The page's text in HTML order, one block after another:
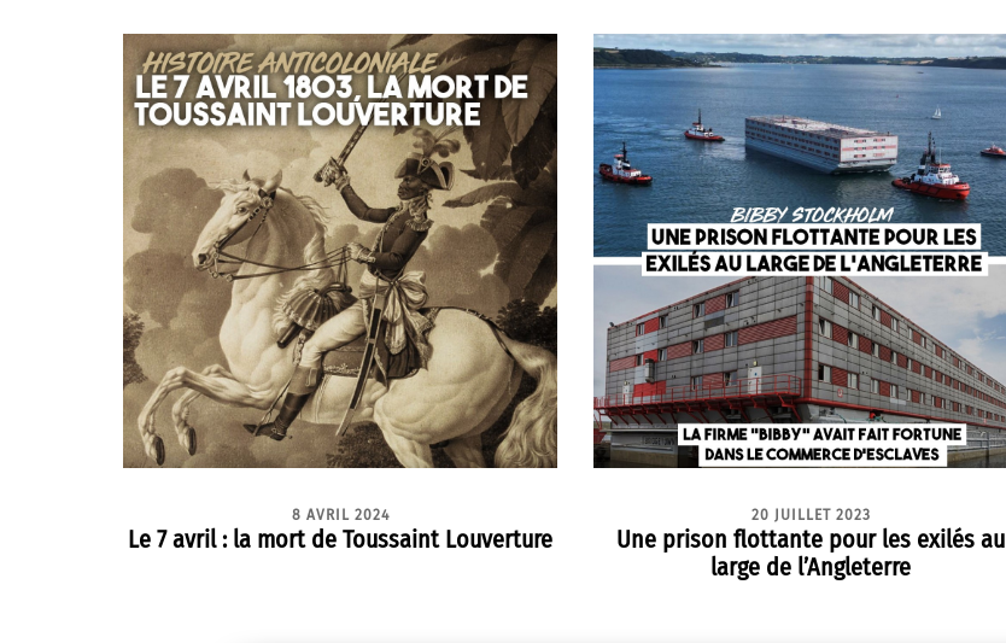
8 AVRIL 2024
Le 7 avril : la mort de Toussaint Louverture
20 JUILLET 2023
Une prison flottante pour les exilés au
large de l’Angleterre